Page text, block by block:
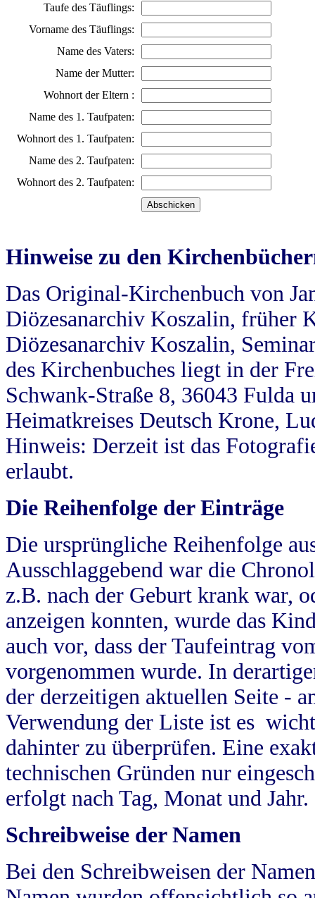
Taufe des Täuflings:
Vorname des Täuflings:
Name des Vaters:
Name der Mutter:
Wohnort der Eltern :
Name des 1. Taufpaten:
Wohnort des 1. Taufpaten:
Name des 2. Taufpaten:
Wohnort des 2. Taufpaten:
Hinweise zu den
Das Original-Kirchenbuch von
Diözesanarchiv Koszalin, früher
Diözesanarchiv Koszalin,
des Kirchenbuches liegt in der
Schwank-Straße 8, 36043 Fulda
Heimatkreises Deutsch Krone,
Hinweis: Derzeit ist das
erlaubt.
Die Reihenfolge der Einträge
Die ursprüngliche Reihenfolge
Ausschlaggebend war die
z.B. nach der Geburt krank war,
anzeigen konnten, wurde das
auch vor, dass der Taufeintrag
vorgenommen wurde. In
der derzeitigen aktuellen Seite -
Verwendung der Liste ist es
dahinter zu überprüfen. Eine
technischen Gründen nur
erfolgt nach Tag, Monat und Jahr.
Schreibweise der Namen
Bei den Schreibweisen der